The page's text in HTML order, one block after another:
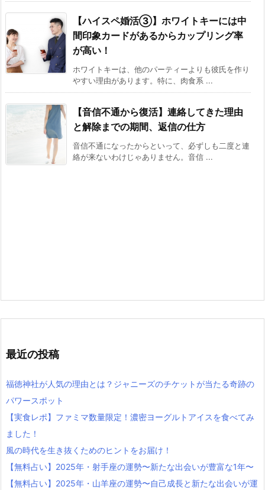
【ハイスペ婚活③】ホワイトキーには中
間印象カードがあるからカップリング率
が高い！
ホワイトキーは、他のパーティーよりも彼氏を作り
やすい理由があります。特に、肉食系 ...
【音信不通から復活】連絡してきた理由
と解除までの期間、返信の仕方
音信不通になったからといって、必ずしも二度と連
絡が来ないわけじゃありません。音信 ...
最近の投稿
福徳神社が人気の理由とは？ジャニーズのチケットが当たる奇跡の
パワースポット
【実食レポ】ファミマ数量限定！濃密ヨーグルトアイスを食べてみ
ました！
風の時代を生き抜くためのヒントをお届け！
【無料占い】2025年・射手座の運勢〜新たな出会いが豊富な1年〜
【無料占い】2025年・山羊座の運勢〜自己成長と新たな出会いが運